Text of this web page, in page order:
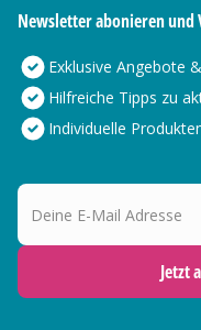
Newsletter abonieren und
Exklusive Angebote
Hilfreiche Tipps zu
Individuelle
Deine E-Mail Adresse
Jetzt